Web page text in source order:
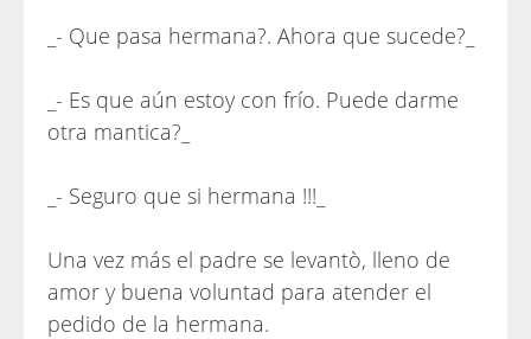
_- Que pasa hermana?. Ahora que sucede?_
_- Es que aún estoy con frío. Puede darme
otra mantica?_
_- Seguro que si hermana !!!_
Una vez más el padre se levantò, lleno de
amor y buena voluntad para atender el
pedido de la hermana.